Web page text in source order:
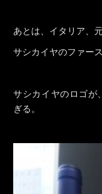
あとは、イタリア、
サシカイヤのファー
サシカイヤのロゴが
ぎる。